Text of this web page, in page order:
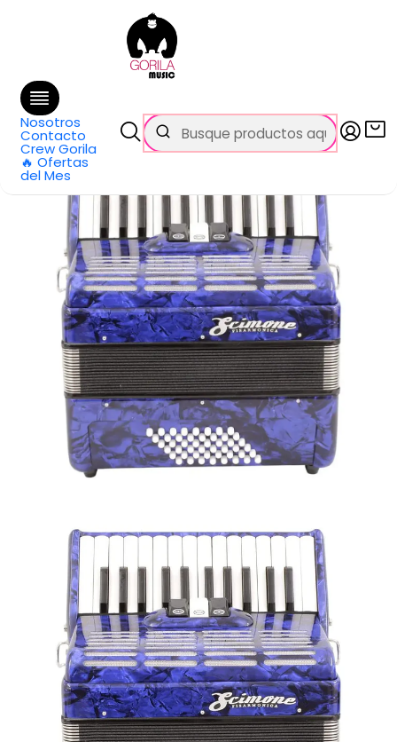
Nosotros
Contacto
Crew Gorila
🔥 Ofertas
del Mes
GRATIS
en Santiago y $99.990 en Regiones
Categorías
Acordeon 48 Bajos 26 Teclas Azul c/ Funda 2352 BL Scimone